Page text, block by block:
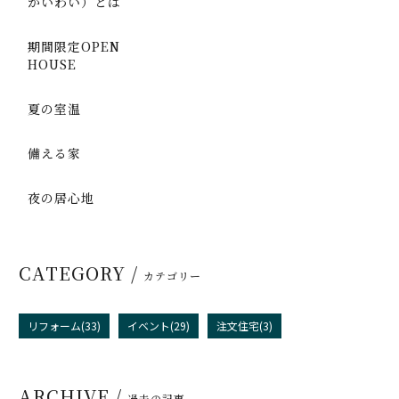
期間限定OPEN
HOUSE
夏の室温
備える家
夜の居心地
CATEGORY / カテゴリー
リフォーム(33) イベント(29) 注文住宅(3)